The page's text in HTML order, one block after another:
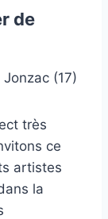
de
(17)
très
ce
artistes
la